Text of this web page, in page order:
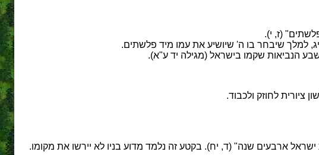
(ז, י).
למלך שיבחר בו ה' שיושיע את עמו מיד פלשתים.
הנביאות שקמו בישראל (מגילה יד ע"א).
לחוזק ולכבוד.
ארבעים שנה" (ד, יח). בקטע זה נלמד מדוע בניו לא יירשו את מקומו.